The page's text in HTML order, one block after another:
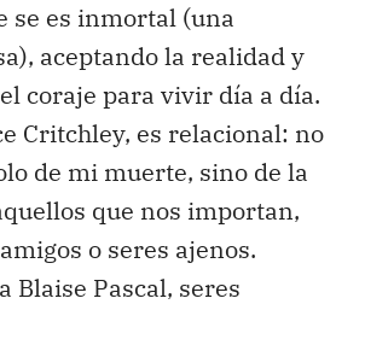
se es inmortal (una
aceptando la realidad y
coraje para vivir día a día.
Critchley, es relacional: no
de mi muerte, sino de la
que nos importan,
o seres ajenos.
Blaise Pascal, seres